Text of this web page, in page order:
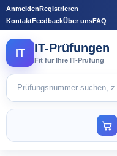
AnmeldenRegistrieren
KontaktFeedbackÜber unsFAQ
IT IT-Prüfungen
Fit für Ihre IT-Prüfung